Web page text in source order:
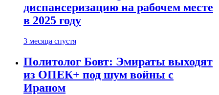
диспансеризацию на рабочем месте
в 2025 году
3 месяца спустя
Политолог Бовт: Эмираты выходят
из ОПЕК+ под шум войны с
Ираном